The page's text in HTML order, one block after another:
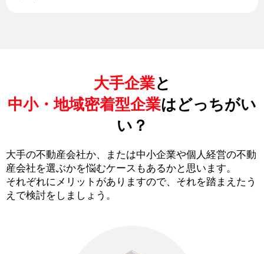
大手企業と
中小・地域密着型企業はどっちがい
い？
大手の不動産会社か、または中小企業や個人経営の不動
産会社を選ぶかを悩むケースもあるかと思います。
それぞれにメリットがありますので、それを踏まえたう
えで検討をしましょう。